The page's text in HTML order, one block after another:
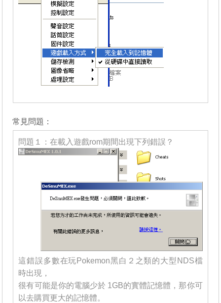
常見問題：
問題１：在載入遊戲rom期間出現下列錯誤？
這錯誤多數在玩Pokemon黑白２之類的大型NDS檔
時出現，
很有可能是你的電腦少於 1GB的實體記憶體，那你可
以去購買更大的記憶體。